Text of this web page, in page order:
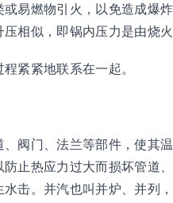
易燃物引火，以免造成爆
相似，即锅内压力是由烧
紧紧地联系在一起。
阀门、法兰等部件，使其
止热应力过大而损坏管道
击。并汽也叫并炉、并列